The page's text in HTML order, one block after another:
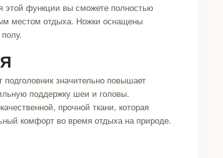
этой функции вы сможете полностью
местом отдыха. Ножки оснащены
значительно повышает
поддержку шеи и головы.
прочной ткани, которая
комфорт во время отдыха на природе.